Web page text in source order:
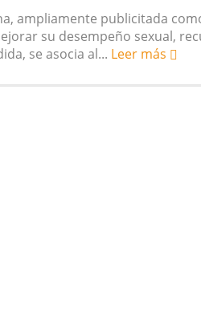
y el riesgo de cáncer
ampliamente publicitada
su desempeño sexual,
se asocia al... Leer más